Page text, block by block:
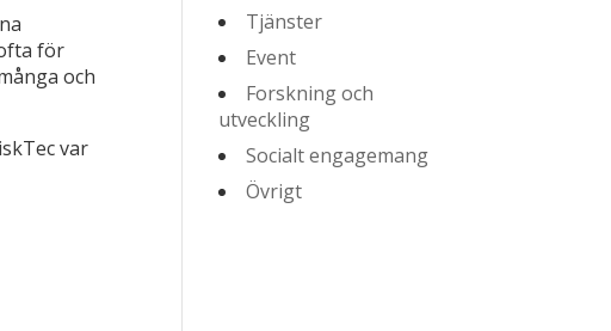
för
och
var
Tjänster
Event
Forskning och
utveckling
Socialt engagemang
Övrigt